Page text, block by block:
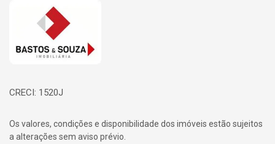
Página inicial
CRECI: 1520J
Os valores, condições e disponibilidade dos imóveis estão sujeitos
a alterações sem aviso prévio.